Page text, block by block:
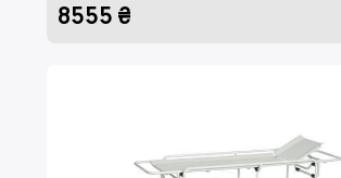
8555 ₴